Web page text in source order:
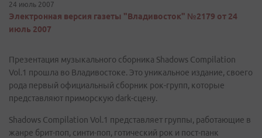
24 июль 2007
Электронная версия газеты "Владивосток" №2179 от 24
июль 2007
Презентация музыкального сборника Shadows Compilation
Vol.1 прошла во Владивостоке. Это уникальное издание, своего
рода первый официальный сборник рок-групп, которые
представляют приморскую dark-сцену.
Shadows Compilation Vol.1 представляет группы, работающие в
жанре брит-поп, синти-поп, готический рок и пост-панк